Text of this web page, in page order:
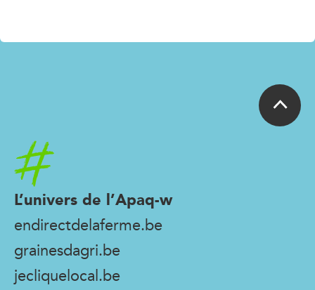
Accueil
L’univers de l’Apaq-w
endirectdelaferme.be
grainesdagri.be
jecliquelocal.be